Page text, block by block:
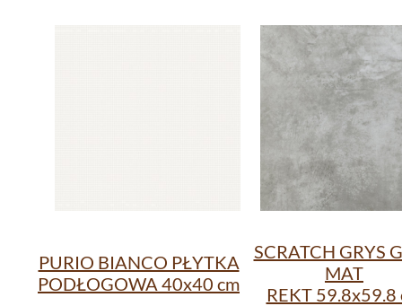
PURIO BIANCO PŁYTKA
PODŁOGOWA 40x40 cm
SCRATCH GRYS
MAT
REKT 59.8x59.8